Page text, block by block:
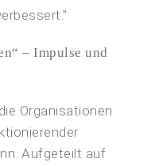
– Impulse und
Organisationen
Aufgeteilt auf